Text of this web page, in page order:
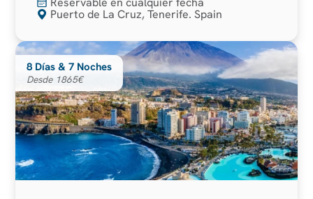
Puerto de La Cruz, Tenerife. Spain
8 Días & 7 Noches
Desde 1865€